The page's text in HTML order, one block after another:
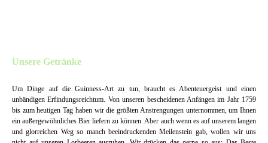
Unsere Getränke
Um Dinge auf die Guinness-Art zu tun, braucht es Abenteuergeist und einen
unbändigen Erfindungsreichtum. Von unseren bescheidenen Anfängen im Jahr 1759
bis zum heutigen Tag haben wir die größten Anstrengungen unternommen, um Ihnen
ein außergewöhnliches Bier liefern zu können. Aber auch wenn es auf unserem langen
und glorreichen Weg so manch beeindruckenden Meilenstein gab, wollen wir uns